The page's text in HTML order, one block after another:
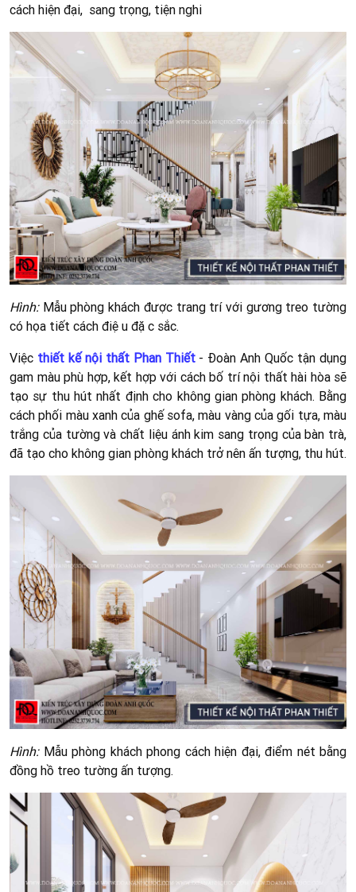
cách hiện đại, sang trọng, tiện nghi
Hình: Mẫu phòng khách được trang trí với gương treo tường
có họa tiết cách điệu đặc sắc.
Việc thiết kế nội thất Phan Thiết- Đoàn Anh Quốc tận dụng
gam màu phù hợp, kết hợp với cách bố trí nội thất hài hòa sẽ
tạo sự thu hút nhất định cho không gian phòng khách. Bằng
cách phối màu xanh của ghế sofa, màu vàng của gối tựa, màu
trắng của tường và chất liệu ánh kim sang trọng của bàn trà,
đã tạo cho không gian phòng khách trở nên ấn tượng, thu hút.
Hình: Mẫu phòng khách phong cách hiện đại, điểm nét bằng
đồng hồ treo tường ấn tượng.